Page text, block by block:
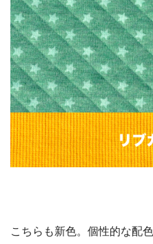
こちらも新色。個性的な配色